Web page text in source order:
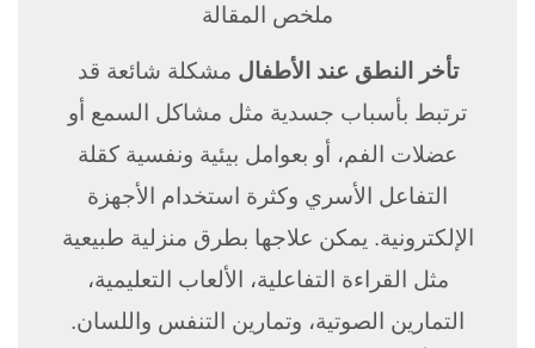
ملخص المقالة
تأخر النطق عند الأطفال مشكلة شائعة قد
ترتبط بأسباب جسدية مثل مشاكل السمع أو
عضلات الفم، أو بعوامل بيئية ونفسية كقلة
التفاعل الأسري وكثرة استخدام الأجهزة
الإلكترونية. يمكن علاجها بطرق منزلية طبيعية
مثل القراءة التفاعلية، الألعاب التعليمية،
التمارين الصوتية، وتمارين التنفس واللسان.